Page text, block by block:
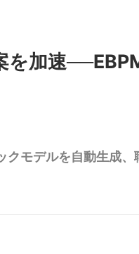
を加速
クモデルを自動生成、